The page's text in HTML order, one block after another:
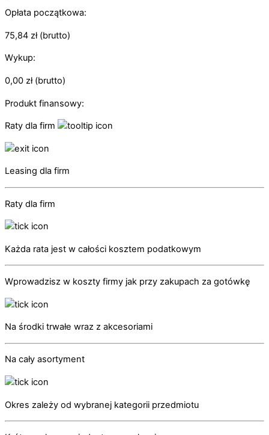
Opłata początkowa:
75,84 zł(brutto)
Wykup:
0,00 zł(brutto)
Produkt finansowy:
Raty dla firm
Leasing dla firm
Raty dla firm
Każda rata jest w całości kosztem podatkowym
Wprowadzisz w koszty firmy jak przy zakupach za gotówkę
Na środki trwałe wraz z akcesoriami
Na cały asortyment
Okres zależy od wybranej kategorii przedmiotu